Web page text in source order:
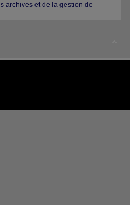
archives et de la gestion de